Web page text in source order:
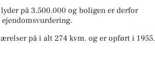
på 3.500.000 og boligen er derfor
på i alt 274 kvm. og er opført i 1955.